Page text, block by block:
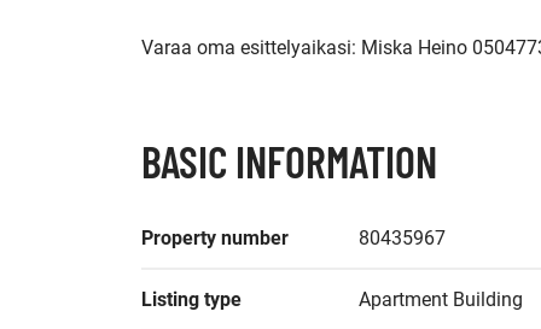
Varaa oma esittelyaikasi: Miska Heino
BASIC INFORMATION
Property number 80435967
Listing type Apartment Building